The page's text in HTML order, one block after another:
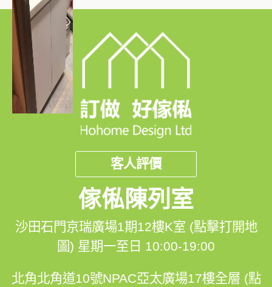
客人評價
傢俬陳列室
沙田石門京瑞廣場1期12樓K室 (點擊打開地
圖) 星期一至日 10:00-19:00
北角北角道10號NPAC亞太廣場17樓全層 (點